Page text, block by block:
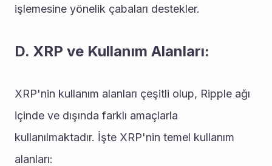
işlemesine yönelik çabaları destekler.
D. XRP ve Kullanım Alanları:
XRP'nin kullanım alanları çeşitli olup, Ripple ağı
içinde ve dışında farklı amaçlarla
kullanılmaktadır. İşte XRP'nin temel kullanım
alanları: